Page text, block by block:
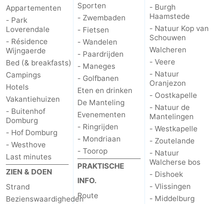
Appartementen
- Park
Loverendale
- Résidence
Wijngaerde
Bed (& breakfasts)
Campings
Hotels
Vakantiehuizen
- Buitenhof
Domburg
- Hof Domburg
- Westhove
Last minutes
ZIEN & DOEN
Strand
Bezienswaardigheden
Sporten
- Zwembaden
- Fietsen
- Wandelen
- Paardrijden
- Maneges
- Golfbanen
Eten en drinken
De Manteling
Evenementen
- Ringrijden
- Mondriaan
- Toorop
PRAKTISCHE
INFO.
Route
- Burgh
Haamstede
- Natuur Kop van
Schouwen
Walcheren
- Veere
- Natuur
Oranjezon
- Oostkapelle
- Natuur de
Mantelingen
- Westkapelle
- Zoutelande
- Natuur
Walcherse bos
- Dishoek
- Vlissingen
- Middelburg